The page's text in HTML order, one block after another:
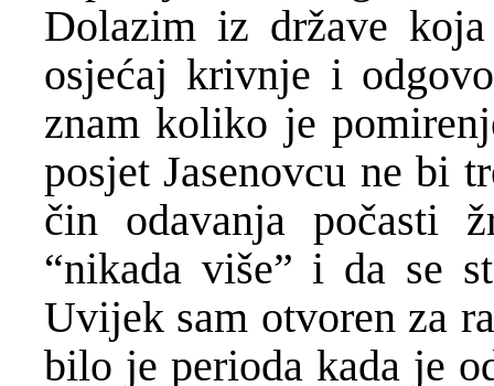
Dolazim iz države
osjećaj krivnje i
znam koliko je
posjet Jasenovcu ne bi
čin odavanja počasti
“nikada više” i da se
Uvijek sam otvoren za
bilo je perioda kada je